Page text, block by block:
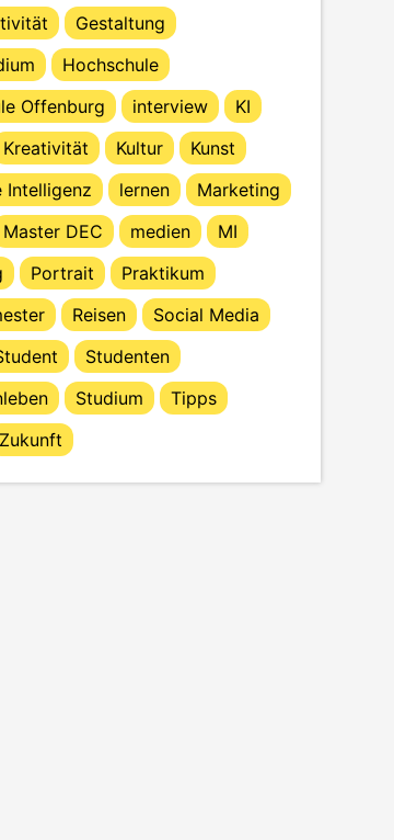
Gestaltung
Hochschule
Offenburg
interview
KI
Kreativität Kultur
Kunst
Intelligenz
lernen
Marketing
Master DEC medien
MI
Portrait
Praktikum
Reisen
Social Media
Studenten
Studium
Tipps
Zukunft